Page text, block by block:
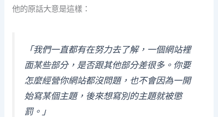
他的原話大意是這樣：
「我們一直都有在努力去了解，一個網站裡
面某些部分，是否跟其他部分差很多。你要
怎麼經營你網站都沒問題，也不會因為一開
始寫某個主題，後來想寫別的主題就被懲
罰。」